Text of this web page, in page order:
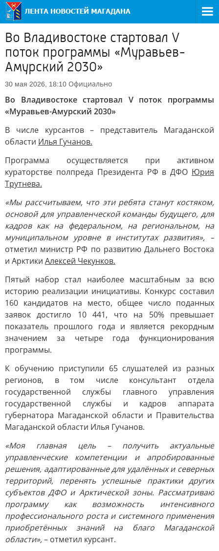
Во Владивостоке стартовал V
поток программы «Муравьев-
Амурский 2030»
30 мая 2026, 18:10 Официально
Во Владивостоке стартовал V поток программы
«Муравьев-Амурский 2030»
В числе курсантов – представитель Магаданской
области Илья Гучанов.
Программа осуществляется при активном
кураторстве полпреда Президента РФ в ДФО Юрия
Трутнева.
«Мы рассчитываем, что эти ребята станут костяком,
основой для управленческой команды будущего, для
кадров как на федеральном, на региональном, на
муниципальном уровне в институтах развития», –
отметил министр РФ по развитию Дальнего Востока
и Арктики Алексей Чекунков.
Пятый набор стал наиболее масштабным за всю
историю реализации инициативы. Конкурс составил
160 кандидатов на место, общее число поданных
заявок достигло 10 441, что на 50% превышает
показатель прошлого года и является рекордным
значением за четыре года функционирования
программы.
К обучению приступили 65 слушателей из разных
регионов, в том числе консультант отдела
государственной службы главного управления
государственной службы и кадров аппарата
губернатора Магаданской области и Правительства
Магаданской области Илья Гучанов.
«Моя главная цель – получить актуальные
управленческие компетенции и апробированные
решения, адаптированные для удалённых и северных
территорий, перенять успешные практики других
субъектов ДФО и Арктической зоны. Рассматриваю
программу как возможность интенсивного
профессионального роста и системного применения
приобретённых знаний на благо Магаданской
области»,– отметил курсант.